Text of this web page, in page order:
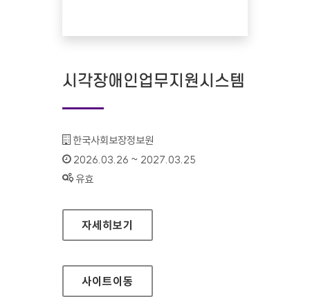
시각장애인업무지원시스템
기관명 :
한국사회보장정보원
인증기간 :
2026.03.26 ~ 2027.03.25
상태 :
유효
시각장애인업무지원시스템
자세히보기
사이트이동